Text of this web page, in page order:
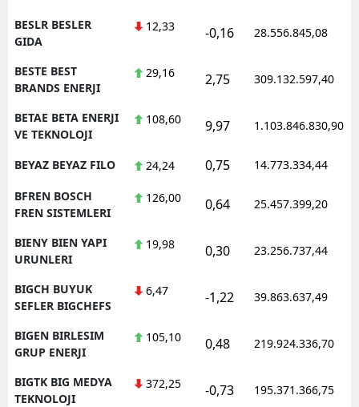
BESLR BESLER
GIDA
12,33 -0,16 28.556.845,08
BESTE BEST
BRANDS ENERJI
29,16 2,75 309.132.597,40
BETAE BETA ENERJI
VE TEKNOLOJI
108,60 9,97 1.103.846.830,90
BEYAZ BEYAZ FILO 24,24 0,75 14.773.334,44
BFREN BOSCH
FREN SISTEMLERI
126,00 0,64 25.457.399,20
BIENY BIEN YAPI
URUNLERI
19,98 0,30 23.256.737,44
BIGCH BUYUK
SEFLER BIGCHEFS
6,47 -1,22 39.863.637,49
BIGEN BIRLESIM
GRUP ENERJI
105,10 0,48 219.924.336,70
BIGTK BIG MEDYA
TEKNOLOJI
372,25 -0,73 195.371.366,75